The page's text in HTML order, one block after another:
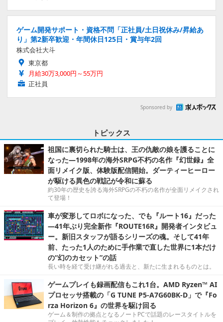
ゲーム開発サポート・資格不問「正社員/土日祝休み/昇給あ
り」第2新卒歓迎・年間休日125日・賞与年2回
株式会社大斗
東京都
月給30万3,000円～55万円
正社員
Sponsored by
トピックス
祖国に裏切られた騎士は、王の仇敵の娘を護ることに
なった―1998年の海外SRPG不朽の名作『幻世録』全
面リメイク版、体験版配信開始。ダーティーヒーロー
が駆ける異色の戦記が令和に蘇る
約30年の歴史を誇る海外SRPGの不朽の名作が全面リメイクされ
て登場！
車が変形してロボになった、でも『ルート16』だった
―41年ぶり完全新作『ROUTE16R』開発者インタビュ
ー。新旧スタッフが語るシリーズの魂。そして41年
前、たった1人のために手作業で直した世界に1本だけ
の“幻のカセット”の話
長い時を経て受け継がれる過去と、新たに生まれるものとは。
ゲームプレイも録画配信もこれ1台。AMD Ryzen™ AI
プロセッサ搭載の「G TUNE P5-A7G60BK-D」で『Fo
rza Horizon 6』の世界を駆け回る
ゲーム＆制作の拠点となるノートPCで話題のレースタイトルを